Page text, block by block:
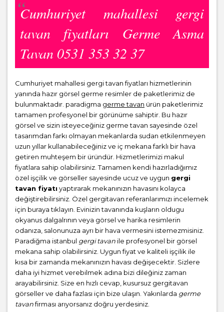
Cumhuriyet mahallesi gergi
tavan fiyatları Germe Asma
Tavan 0531 353 32 37
Cumhuriyet mahallesi gergi tavan fiyatları hizmetlerinin
yanında hazır görsel germe resimler de paketlerimiz de
bulunmaktadır. paradigma germe tavan ürün paketlerimiz
tamamen profesyonel bir görünüme sahiptir. Bu hazır
görsel ve sizin isteyeceğiniz germe tavan sayesinde özel
tasarımdan farkı olmayan mekanlarda sudan etkilenmeyen
uzun yıllar kullanabileceğiniz ve iç mekana farklı bir hava
getiren muhteşem bir üründür. Hizmetlerimizi makul
fiyatlara sahip olabilirsiniz. Tamamen kendi hazırladığımız
özel işçilik ve görseller sayesinde ucuz ve uygun gergi
tavan fiyatı yaptırarak mekanınızın havasını kolayca
değiştirebilirsiniz. Özel gergitavan referanlarımızı incelemek
için buraya tıklayın. Evinizin tavanında kuşların oldugu
okyanus dalgalrının veya görsel ve harika resimlerin
odanıza, salonunuza ayrı bir hava vermesini istemezmisiniz.
Paradiğma istanbul gergi tavan ile profesyonel bir görsel
mekana sahip olabilirsiniz. Uygun fiyat ve kaliteli işçilik ile
kısa bir zamanda mekanınızın havası değişecektir. Sizlere
daha iyi hizmet verebilmek adına bizi dileğiniz zaman
arayabilirsiniz. Size en hızlı cevap, kusursuz gergitavan
görseller ve daha fazlası için bize ulaşın. Yakınlarda germe
tavanfirması arıyorsanız doğru yerdesiniz.